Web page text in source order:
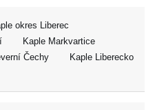
okres Liberec
Kaple Markvartice
Čechy
Kaple Liberecko